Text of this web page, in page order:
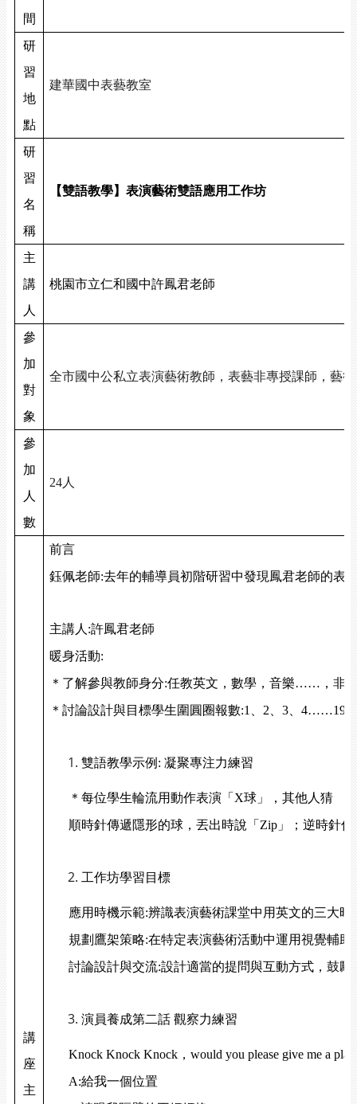
間
研
習
地
點
建華國中表藝教室
研
習
名
稱
【雙語教學】表演藝術雙語應用工作坊
主
講
人
桃園市立仁和國中許鳳君老師
參
加
對
象
全市國中公私立表演藝術教師，表藝非專授課師，藝
參
加
人
數
24人
講
座
主
前言
鈺佩老師:去年的輔導員初階研習中發現鳳君老師的表
主講人:許鳳君老師
暖身活動:
＊了解參與教師身分:任教英文，數學，音樂……，非
＊討論設計與目標學生圍圓圈報數:1、2、3、4……19
雙語教學示例: 凝聚專注力練習
＊每位學生輪流用動作表演「X球」，其他人猜
順時針傳遞隱形的球，丟出時說「Zip」；逆時針
工作坊學習目標
應用時機示範:辨識表演藝術課堂中用英文的三大
規劃鷹架策略:在特定表演藝術活動中運用視覺輔
討論設計與交流:設計適當的提問與互動方式，鼓
演員養成第二話 觀察力練習
Knock Knock Knock ，would you please give me a
A:給我一個位置